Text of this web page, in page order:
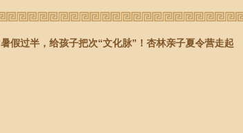
暑假过半，给孩子把次“文化脉”！杏林亲子夏令营走起